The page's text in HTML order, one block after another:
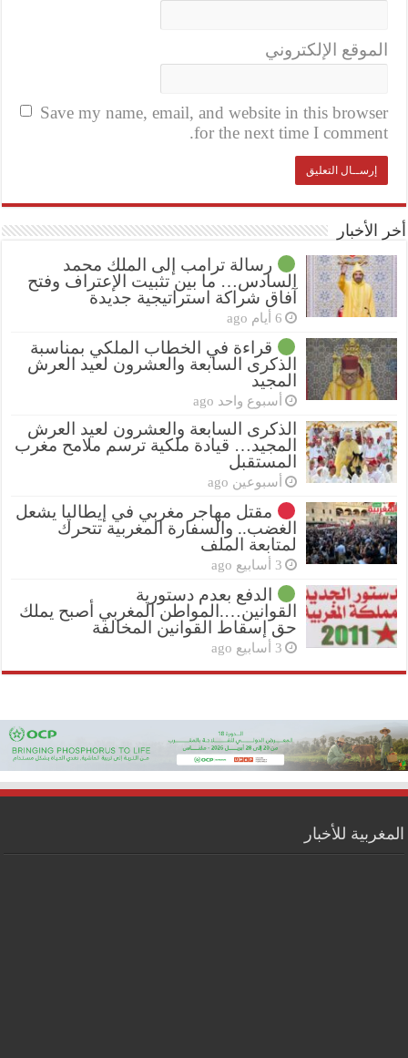
الموقع الإلكتروني
Save my name, email, and website in this browser
for the next time I comment.
أخر الأخبار
رسالة ترامب إلى الملك محمد
السادس… ما بين تثبيت الإعتراف وفتح
آفاق شراكة استراتيجية جديدة
6 أيام ago
قراءة في الخطاب الملكي بمناسبة
الذكرى السابعة والعشرون لعيد العرش
المجيد
أسبوع واحد ago
الذكرى السابعة والعشرون لعيد العرش
المجيد… قيادة ملكية ترسم ملامح مغرب
المستقبل
أسبوعين ago
مقتل مهاجر مغربي في إيطاليا يشعل
الغضب.. والسفارة المغربية تتحرك
لمتابعة الملف
3 أسابيع ago
الدفع بعدم دستورية
القوانين….المواطن المغربي أصبح يملك
حق إسقاط القوانين المخالفة
3 أسابيع ago
المغربية للأخبار